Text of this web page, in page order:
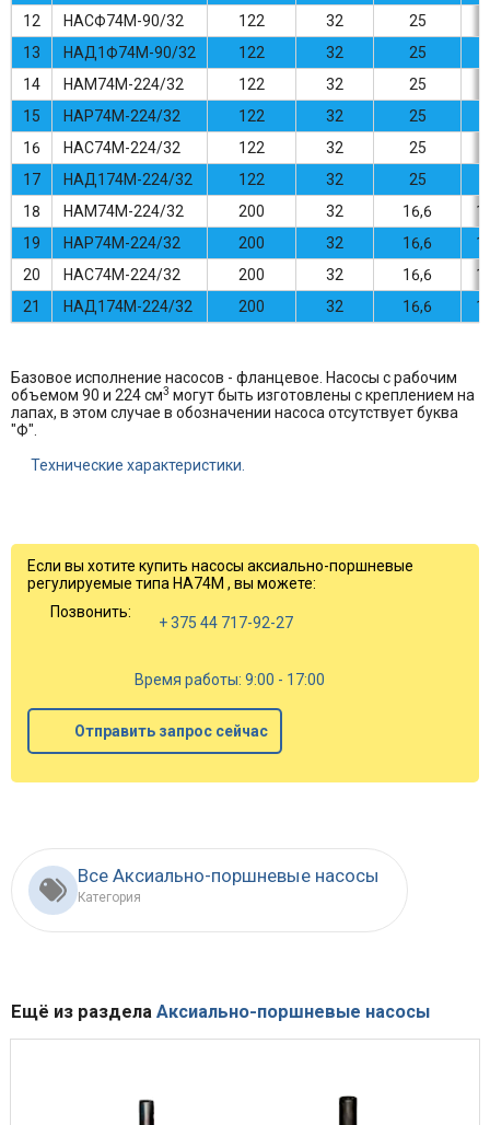
12
НАСФ74М-90/32 122 32 25
13
НАД1Ф74М-90/32 122 32 25
14
НАМ74М-224/32 122 32 25
15
НАР74М-224/32 122 32 25
16
НАС74М-224/32 122 32 25
17
НАД174М-224/32 122 32 25
18
НАМ74М-224/32 200 32 16,6
19
НАР74М-224/32 200 32 16,6
20
НАС74М-224/32 200 32 16,6
21
НАД174М-224/32 200 32 16,6
Базовое исполнение насосов - фланцевое. Насосы с рабочим
объемом 90 и 224 см3 могут быть изготовлены с креплением на
лапах, в этом случае в обозначении насоса отсутствует буква
"Ф".
Технические характеристики.
Если вы хотите купить насосы аксиально-поршневые
регулируемые типа НА74М , вы можете:
Позвонить:
+ 375 44 717-92-27
Время работы: 9:00 - 17:00
Отправить запрос сейчас
Все Аксиально-поршневые насосы
Категория
Ещё из раздела Аксиально-поршневые насосы